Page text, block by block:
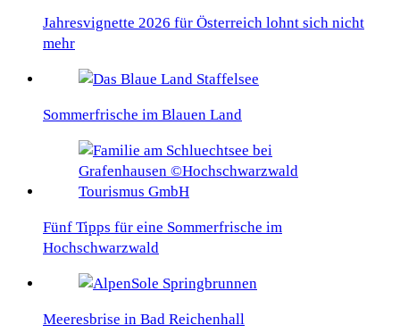
Jahresvignette 2026 für Österreich lohnt sich nicht
mehr
Sommerfrische im Blauen Land
Fünf Tipps für eine Sommerfrische im
Hochschwarzwald
Meeresbrise in Bad Reichenhall